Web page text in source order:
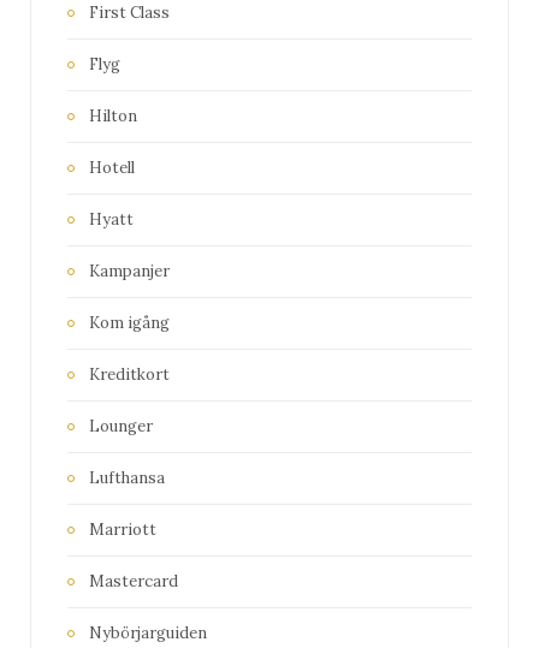
First Class
Flyg
Hilton
Hotell
Hyatt
Kampanjer
Kom igång
Kreditkort
Lounger
Lufthansa
Marriott
Mastercard
Nybörjarguiden